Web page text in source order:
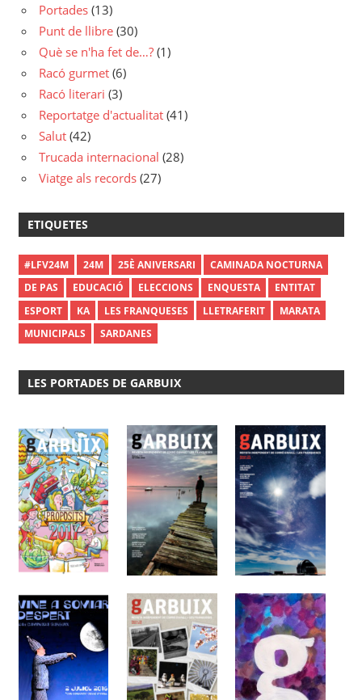
Portades (13)
Punt de llibre (30)
Què se n'ha fet de…? (1)
Racó gurmet (6)
Racó literari (3)
Reportatge d'actualitat (41)
Salut (42)
Trucada internacional (28)
Viatge als records (27)
ETIQUETES
#LFV24M 24M 25È ANIVERSARI
CAMINADA NOCTURNA
DE PAS
EDUCACIÓ ELECCIONS ENQUESTA
ENTITAT
ESPORT
KA LES FRANQUESES LLETRAFERIT
MARATA
MUNICIPALS
SARDANES
LES PORTADES DE GARBUIX